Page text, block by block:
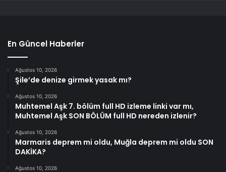
En Güncel Haberler
Ağustos 10, 2026
Şile’de denize girmek yasak mı?
Ağustos 10, 2026
Muhtemel Aşk 7. bölüm full HD izleme linki var mı,
Muhtemel Aşk SON BÖLÜM full HD nereden izlenir?
Ağustos 10, 2026
Marmaris deprem mi oldu, Muğla deprem mi oldu SON
DAKİKA?
Ağustos 10, 2026